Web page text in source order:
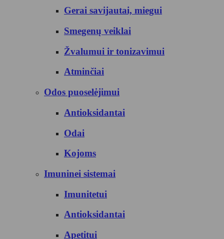
Gerai savijautai, miegui
Smegenų veiklai
Žvalumui ir tonizavimui
Atminčiai
Odos puoselėjimui
Antioksidantai
Odai
Kojoms
Imuninei sistemai
Imunitetui
Antioksidantai
Apetitui